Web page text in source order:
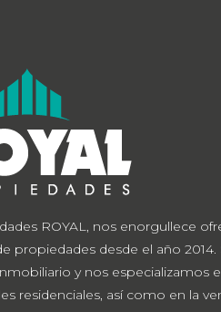
ROYAL, nos enorgullece
propiedades desde el año
y nos especializamos
residenciales, así como en la